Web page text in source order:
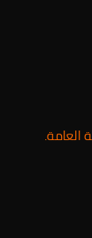
العامة.